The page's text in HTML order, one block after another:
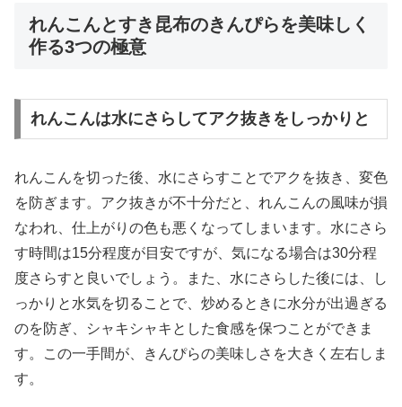
れんこんとすき昆布のきんぴらを美味しく
作る3つの極意
れんこんは水にさらしてアク抜きをしっかりと
れんこんを切った後、水にさらすことでアクを抜き、変色
を防ぎます。アク抜きが不十分だと、れんこんの風味が損
なわれ、仕上がりの色も悪くなってしまいます。水にさら
す時間は15分程度が目安ですが、気になる場合は30分程
度さらすと良いでしょう。また、水にさらした後には、し
っかりと水気を切ることで、炒めるときに水分が出過ぎる
のを防ぎ、シャキシャキとした食感を保つことができま
す。この一手間が、きんぴらの美味しさを大きく左右しま
す。